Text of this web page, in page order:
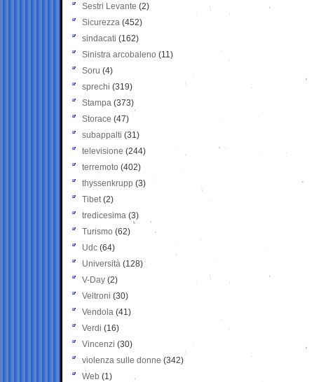
Sestri Levante (2)
Sicurezza (452)
sindacati (162)
Sinistra arcobaleno (11)
Soru (4)
sprechi (319)
Stampa (373)
Storace (47)
subappalti (31)
televisione(244)
terremoto (402)
thyssenkrupp (3)
Tibet(2)
tredicesima (3)
Turismo (62)
Udc (64)
Università (128)
V-Day (2)
Veltroni (30)
Vendola (41)
Verdi (16)
Vincenzi (30)
violenza sulle donne (342)
Web (1)